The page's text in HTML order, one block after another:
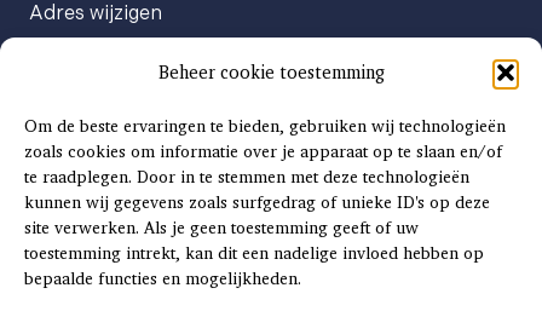
Beheer cookie toestemming
Om de beste ervaringen te bieden, gebruiken wij technologieën
zoals cookies om informatie over je apparaat op te slaan en/of
te raadplegen. Door in te stemmen met deze technologieën
kunnen wij gegevens zoals surfgedrag of unieke ID's op deze
site verwerken. Als je geen toestemming geeft of uw
toestemming intrekt, kan dit een nadelige invloed hebben op
bepaalde functies en mogelijkheden.
Adres wijzigen
Abonnement opzeggen
Afgeven automatische incasso
Factuur betalen
Klachtenformulier
Overige vragen
Adverteren